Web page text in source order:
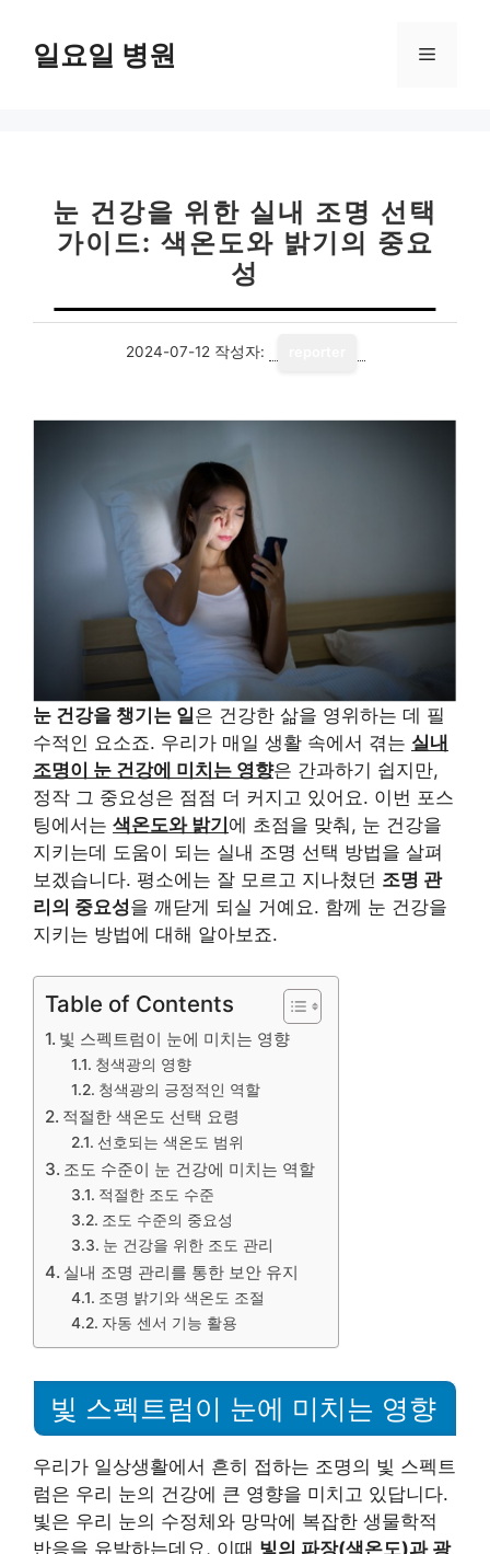
일요일 병원 메
눈 건강을 위한 실내 조명 선택
가이드: 색온도와 밝기의 중요
성
2024-07-12 작성자:
눈 건강을 챙기는 일은 건강한 삶을 영위하는 데 필
수적인 요소죠. 우리가 매일 생활 속에서 겪는 실내
조명이 눈 건강에 미치는 영향은 간과하기 쉽지만,
정작 그 중요성은 점점 더 커지고 있어요. 이번 포스
팅에서는 색온도와 밝기에 초점을 맞춰, 눈 건강을
지키는데 도움이 되는 실내 조명 선택 방법을 살펴
보겠습니다. 평소에는 잘 모르고 지나쳤던 조명 관
리의 중요성을 깨닫게 되실 거예요. 함께 눈 건강을
지키는 방법에 대해 알아보죠.
Table of Contents
빛 스펙트럼이 눈에 미치는 영향
청색광의 영향
청색광의 긍정적인 역할
적절한 색온도 선택 요령
선호되는 색온도 범위
조도 수준이 눈 건강에 미치는 역할
적절한 조도 수준
조도 수준의 중요성
눈 건강을 위한 조도 관리
실내 조명 관리를 통한 보안 유지
조명 밝기와 색온도 조절
자동 센서 기능 활용
빛 스펙트럼이 눈에 미치는 영향
우리가 일상생활에서 흔히 접하는 조명의 빛 스펙트
럼은 우리 눈의 건강에 큰 영향을 미치고 있답니다.
빛은 우리 눈의 수정체와 망막에 복잡한 생물학적
반응을 유발하는데요, 이때 빛의 파장(색온도)과 광